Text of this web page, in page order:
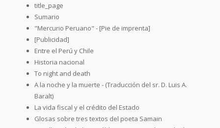
title_page
Sumario
"Mercurio Peruano" - [Pie de imprenta]
[Publicidad]
Entre el Perú y Chile
Historia nacional
To night and death
A la noche y la muerte - (Traducción del sr. D. Luis A.
Baralt)
La vida fiscal y el crédito del Estado
Glosas sobre tres textos del poeta Samain